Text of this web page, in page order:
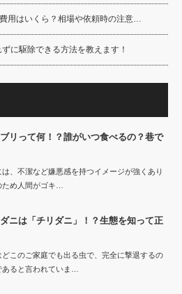
用はいくら？相場や依頼時の注意…
に駆除できる方法を教えます！
リって何！？誰がいつ食べるの？巷で
は、不潔など嫌悪感を持つイメージが強くあり
ため人間がゴキ…
ニは「チリダニ」！？生態を知って正
どこのご家庭でも出る虫で、完全に撃退するの
ると言われていま…